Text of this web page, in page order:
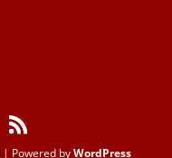
| Powered byWordPress